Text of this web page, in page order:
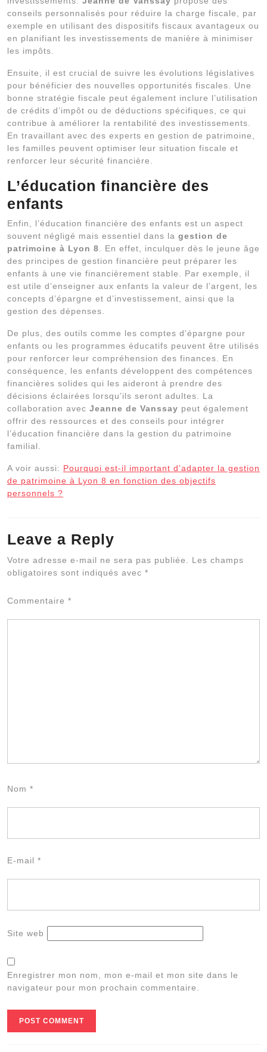
conseils personnalisés pour réduire la charge fiscale, par
exemple en utilisant des dispositifs fiscaux avantageux ou
en planifiant les investissements de manière à minimiser
les impôts.
Ensuite, il est crucial de suivre les évolutions législatives
pour bénéficier des nouvelles opportunités fiscales. Une
bonne stratégie fiscale peut également inclure l’utilisation
de crédits d’impôt ou de déductions spécifiques, ce qui
contribue à améliorer la rentabilité des investissements.
En travaillant avec des experts en gestion de patrimoine,
les familles peuvent optimiser leur situation fiscale et
renforcer leur sécurité financière.
L’éducation financière des
enfants
Enfin, l’éducation financière des enfants est un aspect
souvent négligé mais essentiel dans la gestion de
patrimoine à Lyon 8 . En effet, inculquer dès le jeune âge
des principes de gestion financière peut préparer les
enfants à une vie financièrement stable. Par exemple, il
est utile d’enseigner aux enfants la valeur de l’argent, les
concepts d’épargne et d’investissement, ainsi que la
gestion des dépenses.
De plus, des outils comme les comptes d’épargne pour
enfants ou les programmes éducatifs peuvent être utilisés
pour renforcer leur compréhension des finances. En
conséquence, les enfants développent des compétences
financières solides qui les aideront à prendre des
décisions éclairées lorsqu’ils seront adultes. La
collaboration avec Jeanne de Vanssay peut également
offrir des ressources et des conseils pour intégrer
l’éducation financière dans la gestion du patrimoine
familial.
A voir aussi: Pourquoi est-il important d’adapter la gestion
de patrimoine à Lyon 8 en fonction des objectifs
personnels ?
Leave a Reply
Votre adresse e-mail ne sera pas publiée.
Les champs
obligatoires sont indiqués avec *
Commentaire *
Nom *
E-mail *
Site web
Enregistrer mon nom, mon e-mail et mon site dans le
navigateur pour mon prochain commentaire.